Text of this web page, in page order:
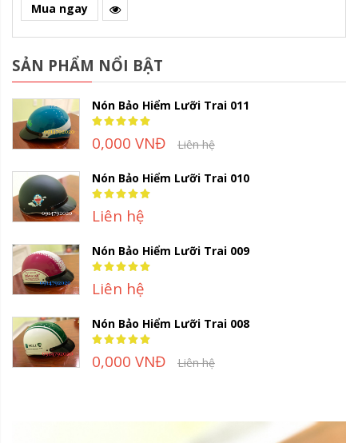
Mua ngay
SẢN PHẨM NỔI BẬT
Nón Bảo Hiểm Lưỡi Trai 011
Rating:
100%
0,000 VNĐ Liên hệ
Nón Bảo Hiểm Lưỡi Trai 010
Rating:
100%
Liên hệ
Nón Bảo Hiểm Lưỡi Trai 009
Rating:
100%
Liên hệ
Nón Bảo Hiểm Lưỡi Trai 008
Rating:
100%
0,000 VNĐ Liên hệ